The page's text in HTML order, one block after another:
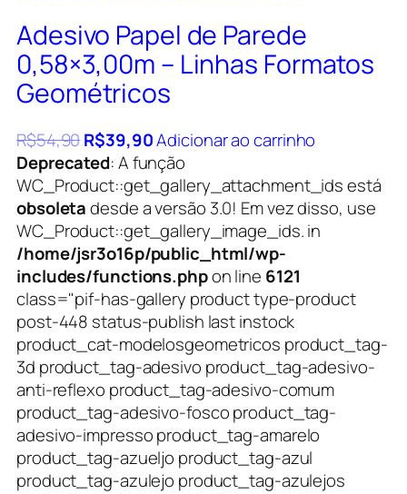
Adesivo Papel de Parede
0,58×3,00m – Linhas Formatos
Geométricos
R$54,90R$39,90Adicionar ao carrinho
Deprecated: A função
WC_Product::get_gallery_attachment_ids está
obsoletadesde a versão 3.0! Em vez disso, use
WC_Product::get_gallery_image_ids. in
/home/jsr3o16p/public_html/wp-
includes/functions.phpon line 6121
class="pif-has-gallery product type-product
post-448 status-publish last instock
product_cat-modelosgeometricos product_tag-
3d product_tag-adesivo product_tag-adesivo-
anti-reflexo product_tag-adesivo-comum
product_tag-adesivo-fosco product_tag-
adesivo-impresso product_tag-amarelo
product_tag-azueljo product_tag-azul
product_tag-azulejo product_tag-azulejos